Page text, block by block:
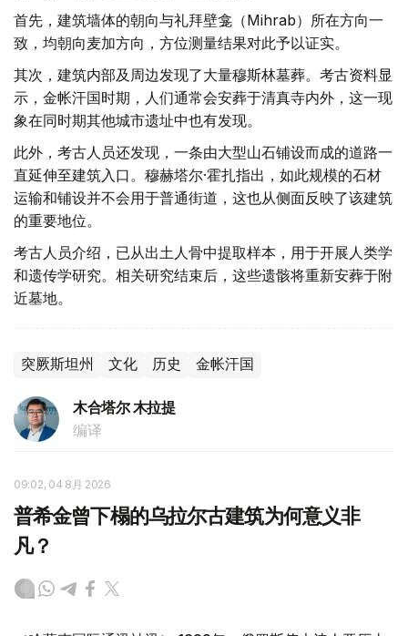
首先，建筑墙体的朝向与礼拜壁龛（Mihrab）所在方向一
致，均朝向麦加方向，方位测量结果对此予以证实。
其次，建筑内部及周边发现了大量穆斯林墓葬。考古资料显
示，金帐汗国时期，人们通常会安葬于清真寺内外，这一现
象在同时期其他城市遗址中也有发现。
此外，考古人员还发现，一条由大型山石铺设而成的道路一
直延伸至建筑入口。穆赫塔尔·霍扎指出，如此规模的石材
运输和铺设并不会用于普通街道，这也从侧面反映了该建筑
的重要地位。
考古人员介绍，已从出土人骨中提取样本，用于开展人类学
和遗传学研究。相关研究结束后，这些遗骸将重新安葬于附
近墓地。
突厥斯坦州 文化 历史 金帐汗国
木合塔尔 木拉提
编译
09:02, 04 8月 2026
普希金曾下榻的乌拉尔古建筑为何意义非
凡？